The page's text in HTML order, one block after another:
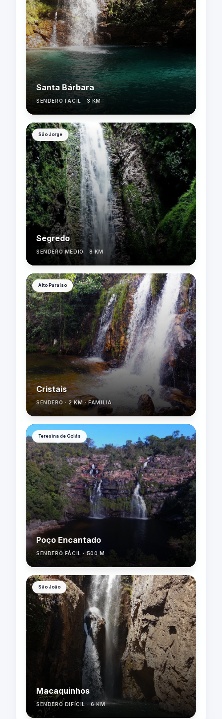
Santa Bárbara
SENDERO FÁCIL · 3 KM
São Jorge
Segredo
SENDERO MEDIO · 8 KM
Alto Paraíso
Cristais
SENDERO · 2 KM · FAMILIA
Teresina de Goiás
Poço Encantado
SENDERO FÁCIL · 500 M
São João
Macaquinhos
SENDERO DIFÍCIL · 6 KM